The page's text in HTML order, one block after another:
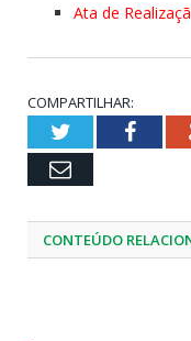
Ata de
COMPARTILHAR:
Twitter
Email
CONTEÚDO